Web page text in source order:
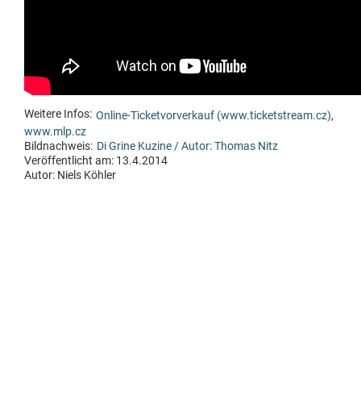
Weitere Infos: Online-Ticketvorverkauf (www.ticketstream.cz),
www.mlp.cz
Bildnachweis: Di Grine Kuzine / Autor: Thomas Nitz
Veröffentlicht am: 13.4.2014
Autor: Niels Köhler